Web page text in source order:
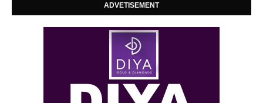
ADVETISEMENT